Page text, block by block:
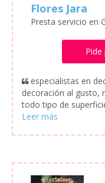
Flores Jara
Presta servicio en
especialistas en
decoración al gusto,
todo tipo de